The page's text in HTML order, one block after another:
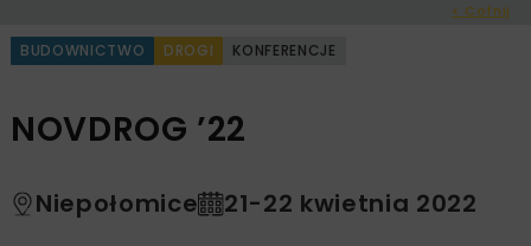
< Cofnij
BUDOWNICTWO DROGI KONFERENCJE
NOVDROG ’22
Niepołomice 21-22 kwietnia 2022